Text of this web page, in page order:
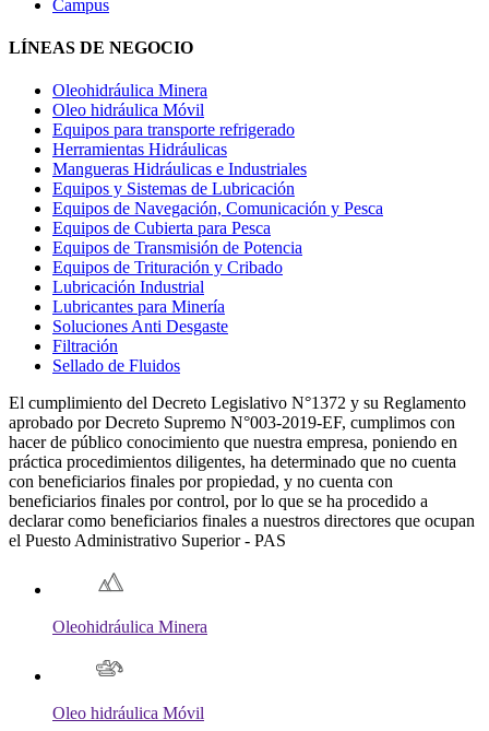
Campus
LÍNEAS DE NEGOCIO
Oleohidráulica Minera
Oleo hidráulica Móvil
Equipos para transporte refrigerado
Herramientas Hidráulicas
Mangueras Hidráulicas e Industriales
Equipos y Sistemas de Lubricación
Equipos de Navegación, Comunicación y Pesca
Equipos de Cubierta para Pesca
Equipos de Transmisión de Potencia
Equipos de Trituración y Cribado
Lubricación Industrial
Lubricantes para Minería
Soluciones Anti Desgaste
Filtración
Sellado de Fluidos
El cumplimiento del Decreto Legislativo N°1372 y su Reglamento
aprobado por Decreto Supremo N°003-2019-EF, cumplimos con
hacer de público conocimiento que nuestra empresa, poniendo en
práctica procedimientos diligentes, ha determinado que no cuenta
con beneficiarios finales por propiedad, y no cuenta con
beneficiarios finales por control, por lo que se ha procedido a
declarar como beneficiarios finales a nuestros directores que ocupan
el Puesto Administrativo Superior - PAS
Oleohidráulica Minera
Oleo hidráulica Móvil